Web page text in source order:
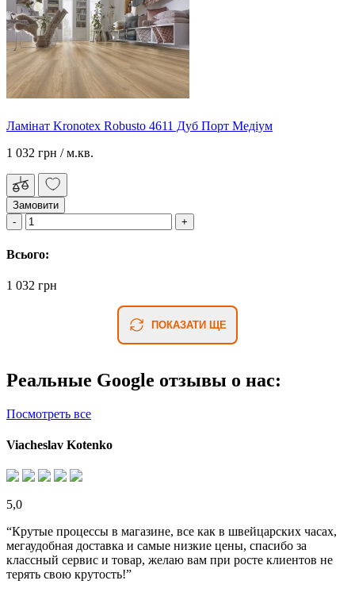
Ламінат Kronotex Robusto 4611 Дуб Порт Медіум
1 032 грн / м.кв.
Замовити
Всього:
1 032 грн
ПОКАЗАТИ ЩЕ
Реальные Google отзывы о нас:
Посмотреть все
Viacheslav Kotenko
5,0
“Крутые процессы в магазине, все как в швейцарских часах,
мегаудобная доставка и самые низкие цены, спасибо за
классный сервис и товар, желаю вам при росте клиентов не
терять свою крутость!”